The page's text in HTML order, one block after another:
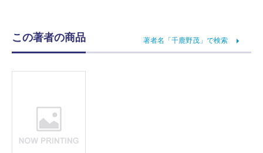
この著者の商品 著者名「千鹿野茂」で検索